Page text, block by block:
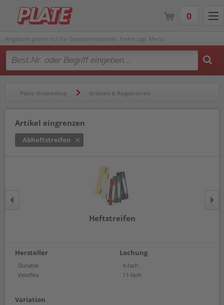
Angebote gelten nur für Gewerbetreibende. Preise zzgl. MwSt.
Type 2 or more characters for results.
Plate Onlineshop Ordnen & Registrieren
Artikel eingrenzen
Abheftstreifen
Heftstreifen
Hersteller
Durable
Veloflex
Lochung
4-fach
11-fach
Variation
0